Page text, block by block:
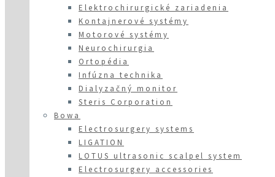
Elektrochirurgické zariadenia
Kontajnerové systémy
Motorové systémy
Neurochirurgia
Ortopédia
Infúzna technika
Dialyzačný monitor
Steris Corporation
Bowa
Electrosurgery systems
LIGATION
LOTUS ultrasonic scalpel system
Electrosurgery accessories